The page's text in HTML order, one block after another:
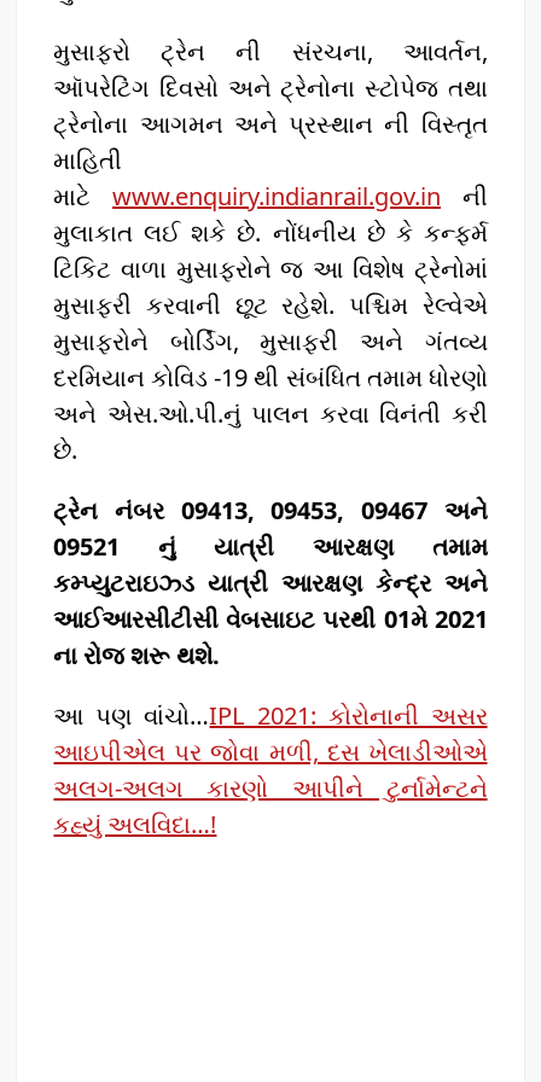
મુસાફરો ટ્રેન ની સંરચના, આવર્તન,
ઑપરેટિંગ દિવસો અને ટ્રેનોના સ્ટોપેજ તથા
ટ્રેનોના આગમન અને પ્રસ્થાન ની વિસ્તૃત
માહિતી
માટે www.enquiry.indianrail.gov.in ની
મુલાકાત લઈ શકે છે. નોંધનીય છે કે કન્ફર્મ
ટિકિટ વાળા મુસાફરોને જ આ વિશેષ ટ્રેનોમાં
મુસાફરી કરવાની છૂટ રહેશે. પશ્ચિમ રેલ્વેએ
મુસાફરોને બોર્ડિંગ, મુસાફરી અને ગંતવ્ય
દરમિયાન કોવિડ -19 થી સંબંધિત તમામ ધોરણો
અને એસ.ઓ.પી.નું પાલન કરવા વિનંતી કરી
છે.
ટ્રેન નંબર 09413, 09453, 09467 અને
09521 નું યાત્રી આરક્ષણ તમામ
કમ્પ્યુટરાઇઝ્ડ યાત્રી આરક્ષણ કેન્દ્ર અને
આઈઆરસીટીસી વેબસાઇટ પરથી 01મે 2021
ના રોજ શરૂ થશે.
આ પણ વાંચો…IPL 2021: કોરોનાની અસર
આઇપીએલ પર જોવા મળી, દસ ખેલાડીઓએ
અલગ-અલગ કારણો આપીને ટુર્નામેન્ટને
કહ્યું અલવિદા…!